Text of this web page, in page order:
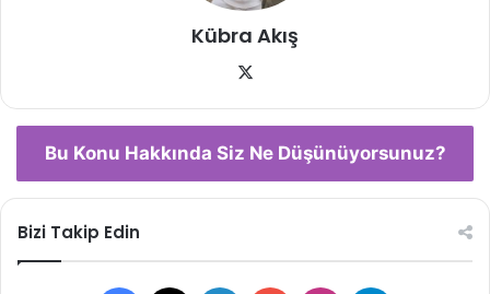
Kübra Akış
Bu Konu Hakkında Siz Ne Düşünüyorsunuz?
Bizi Takip Edin